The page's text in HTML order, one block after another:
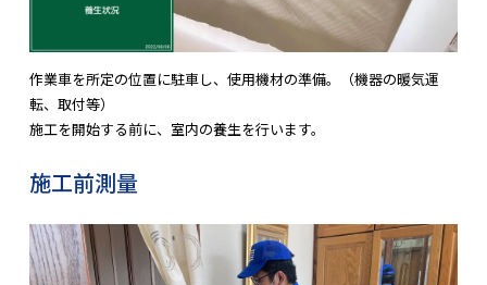
作業車を所定の位置に駐車し、使用機材の準備。（機器の暖気運
転、取付等）
施工を開始する前に、室内の養生を行います。
施工前測量